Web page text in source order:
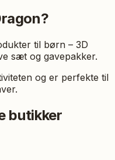
til børn – 3D
sæt og gavepakker.
og er perfekte til
butikker